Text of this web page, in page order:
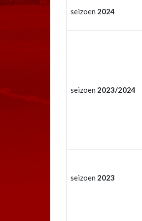
seizoen 2024
seizoen 2023/2024
seizoen 2023